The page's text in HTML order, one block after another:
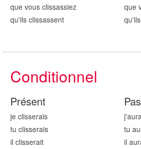
que vous clissassiez
qu'ils clissassent
que
Conditionnel
Présent
je clisserais
tu clisserais
il clisserait
tu
il